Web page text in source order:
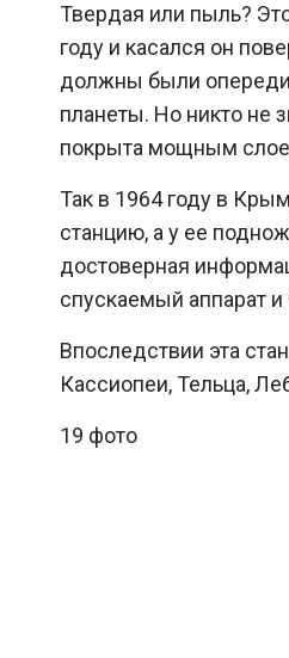
Твердая или пыль?
году и касался он
должны были
планеты. Но никто не
покрыта мощным
Так в 1964 году в
станцию, а у ее
достоверная
спускаемый аппарат и
Впоследствии эта
Кассиопеи, Тельца,
19 фото